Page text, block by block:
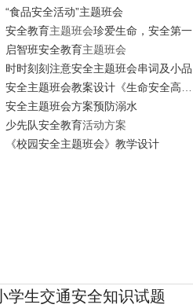
“食品安全活动”主题班会
安全教育主题班会珍爱生命， 安全第一
启智班安全教育主题班会
时时刻刻注意安全主题班会串词及小品
安全主题班会教案设计 《生命安全高于天》
安全主题班会方案预防溺水
少先队安全教育活动方案
《校园安全主题班会》教学设计
学生交通安全知识试题